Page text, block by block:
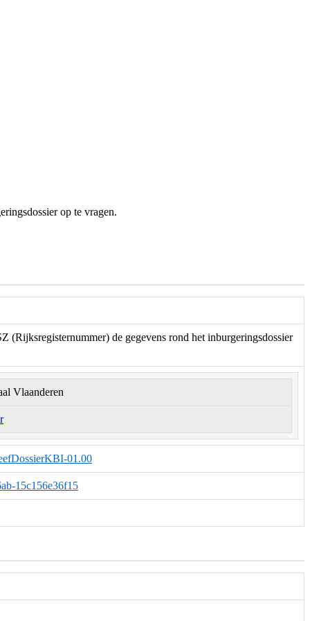
op te vragen.
(Rijksregisternummer) de gegevens rond het inburgeringsdossier
Vlaanderen
01.00
15c156e36f15